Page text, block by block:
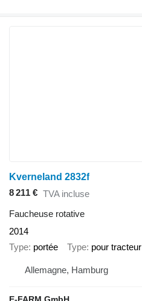
Kverneland 2832f
8 211 € TVA incluse
Faucheuse rotative
2014
Type portée Type pour tracteur
Allemagne, Hamburg
E-FARM GmbH